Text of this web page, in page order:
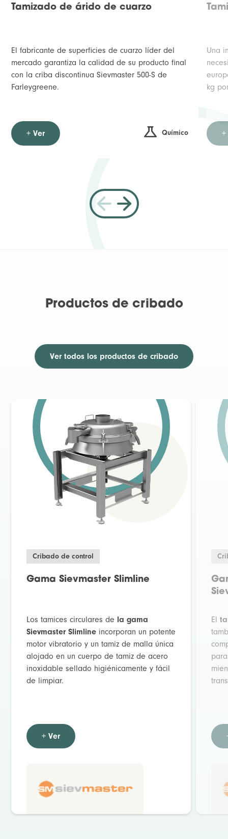
Tamizado de árido de cuarzo
El fabricante de superficies de cuarzo líder del
mercado garantiza la calidad de su producto final
con la criba discontinua Sievmaster 500-S de
Farleygreene.
+ Ver Químico
Una
kg
+
Productos de cribado
Ver todos los productos de cribado
Cribado de control
Gama Sievmaster Slimline
Los tamices circulares de la gama
Sievmaster Slimline incorporan un potente
motor vibratorio y un tamiz de malla única
alojado en un cuerpo de tamiz de acero
inoxidable sellado higiénicamente y fácil
de limpiar.
+ Ver
El